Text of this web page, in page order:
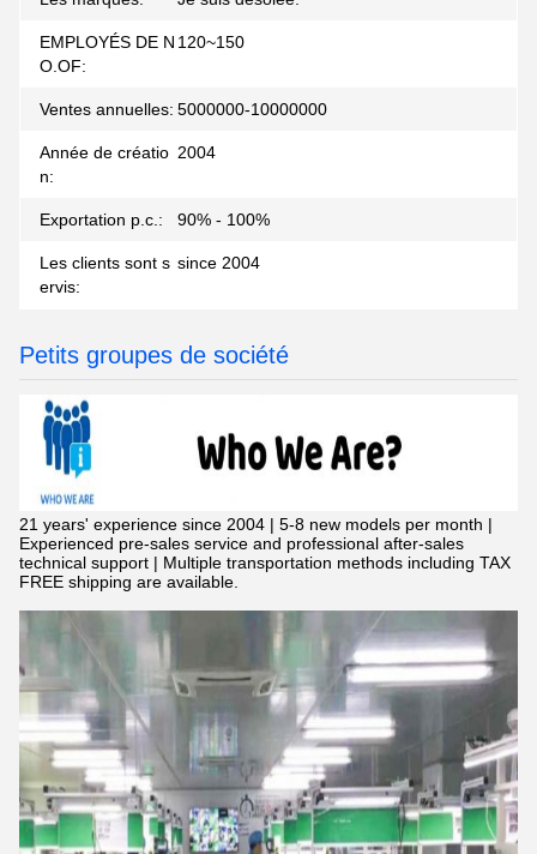
EMPLOYÉS DE N
O.OF:
120~150
Ventes annuelles: 5000000-10000000
Année de créatio
n:
2004
Exportation p.c.: 90% - 100%
Les clients sont s
ervis:
since 2004
Petits groupes de société
21 years' experience since 2004 | 5-8 new models per month |
Experienced pre-sales service and professional after-sales
technical support | Multiple transportation methods including TAX
FREE shipping are available.